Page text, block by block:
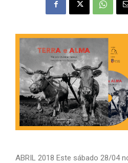
ABRIL 2018 Este sábado 28/04